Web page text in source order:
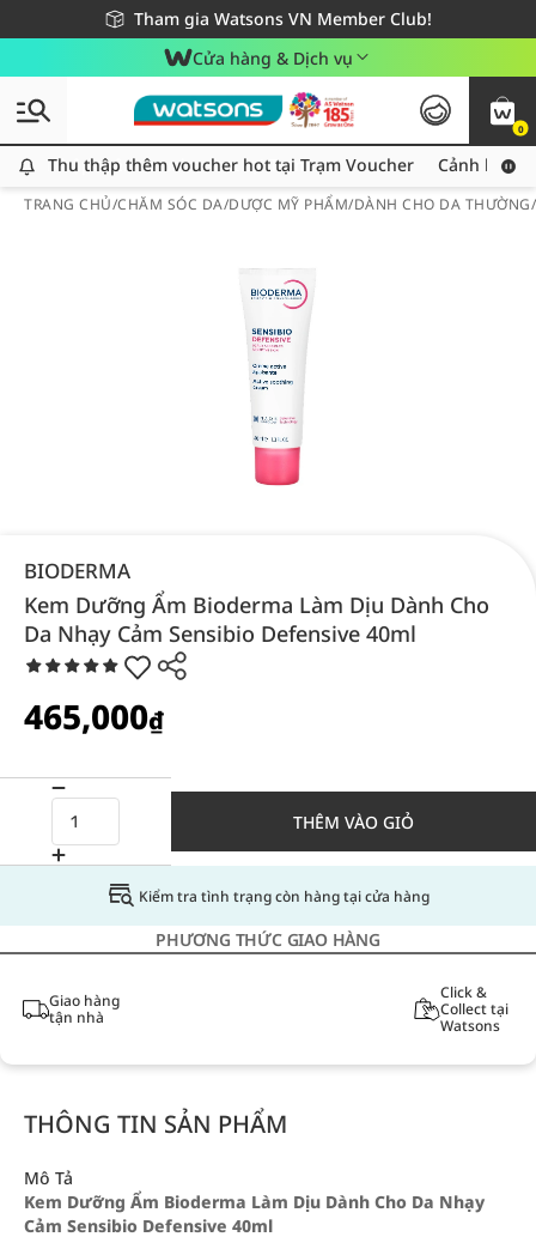
Tham gia Watsons VN Member Club!
Miễn phí giao hàng cho đơn hàng từ 249,000Đ
Giao hàng nhanh 24h - Áp dụng khu vực TP. Hồ Chí Minh
Cửa hàng & Dịch vụ
0
Thu thập thêm voucher hot tại Trạm Voucher
Thu thập thêm voucher hot tại Trạm Voucher Cảnh báo
TRANG CHỦ/CHĂM SÓC DA/DƯỢC MỸ PHẨM/DÀNH CHO DA
BIODERMA
Kem Dưỡng Ẩm Bioderma Làm Dịu Dành Cho
Da Nhạy Cảm Sensibio Defensive 40ml
465,000₫
THÊM VÀO GIỎ
Kiểm tra tình trạng còn hàng tại cửa hàng
PHƯƠNG THỨC GIAO HÀNG
Giao hàng
tận nhà
Click &
Collect tại
Watsons
THÔNG TIN SẢN PHẨM
Mô Tả
Kem Dưỡng Ẩm Bioderma Làm Dịu Dành Cho Da Nhạy
Cảm Sensibio Defensive 40ml